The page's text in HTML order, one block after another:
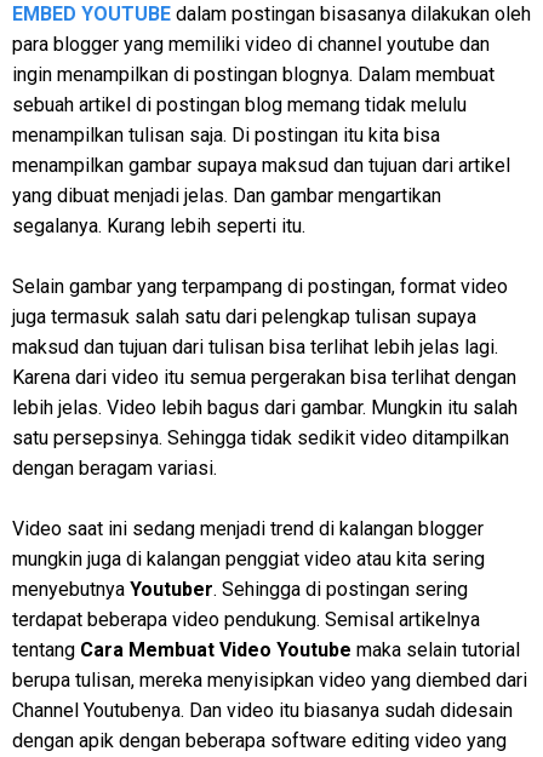
EMBED YOUTUBE dalam postingan bisasanya dilakukan oleh
para blogger yang memiliki video di channel youtube dan
ingin menampilkan di postingan blognya. Dalam membuat
sebuah artikel di postingan blog memang tidak melulu
menampilkan tulisan saja. Di postingan itu kita bisa
menampilkan gambar supaya maksud dan tujuan dari artikel
yang dibuat menjadi jelas. Dan gambar mengartikan
segalanya. Kurang lebih seperti itu.
Selain gambar yang terpampang di postingan, format video
juga termasuk salah satu dari pelengkap tulisan supaya
maksud dan tujuan dari tulisan bisa terlihat lebih jelas lagi.
Karena dari video itu semua pergerakan bisa terlihat dengan
lebih jelas. Video lebih bagus dari gambar. Mungkin itu salah
satu persepsinya. Sehingga tidak sedikit video ditampilkan
dengan beragam variasi.
Video saat ini sedang menjadi trend di kalangan blogger
mungkin juga di kalangan penggiat video atau kita sering
menyebutnya Youtuber. Sehingga di postingan sering
terdapat beberapa video pendukung. Semisal artikelnya
tentang Cara Membuat Video Youtube maka selain tutorial
berupa tulisan, mereka menyisipkan video yang diembed dari
Channel Youtubenya. Dan video itu biasanya sudah didesain
dengan apik dengan beberapa software editing video yang